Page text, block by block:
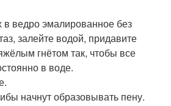
ведро эмалированное без
залейте водой, придавите
гнётом так, чтобы все
в воде.
начнут образовывать пену.